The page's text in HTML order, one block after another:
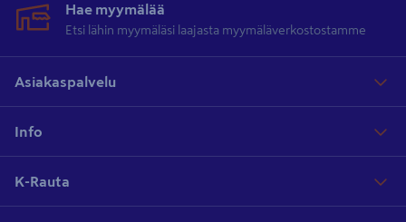
Hae myymälää
Etsi lähin myymäläsi laajasta myymäläverkostostamme
Asiakaspalvelu
Info
K-Rauta